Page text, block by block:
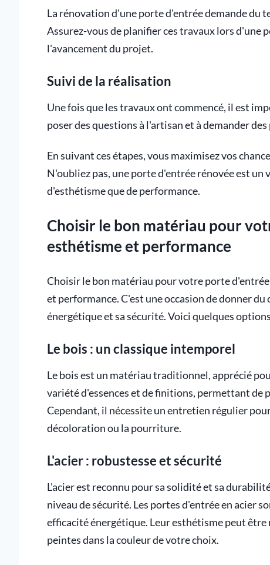
La rénovation d'une porte d'entrée demande du
Assurez-vous de planifier ces travaux lors d'une
l'avancement du projet.
Suivi de la réalisation
Une fois que les travaux ont commencé, il est
poser des questions à l'artisan et à demander
En suivant ces étapes, vous maximisez vos
N'oubliez pas, une porte d'entrée rénovée est
d'esthétisme que de performance.
Choisir le bon matériau pour
esthétisme et performance
Choisir le bon matériau pour votre porte
et performance. C'est une occasion de donner
énergétique et sa sécurité. Voici quelques
Le bois : un classique intemporel
Le bois est un matériau traditionnel, apprécié
variété d'essences et de finitions, permettant de
Cependant, il nécessite un entretien régulier
décoloration ou la pourriture.
L'acier : robustesse et sécurité
L'acier est reconnu pour sa solidité et sa
niveau de sécurité. Les portes d'entrée en acier
efficacité énergétique. Leur esthétisme peut
peintes dans la couleur de votre choix.